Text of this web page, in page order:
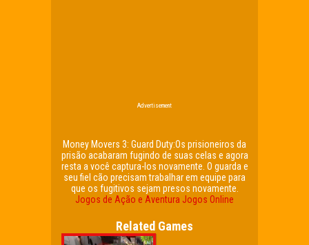
Advertisement
Money Movers 3: Guard Duty:Os prisioneiros da
prisão acabaram fugindo de suas celas e agora
resta a você captura-los novamente. O guarda e
seu fiel cão precisam trabalhar em equipe para
que os fugitivos sejam presos novamente.
Jogos de Ação e Aventura Jogos Online
Related Games